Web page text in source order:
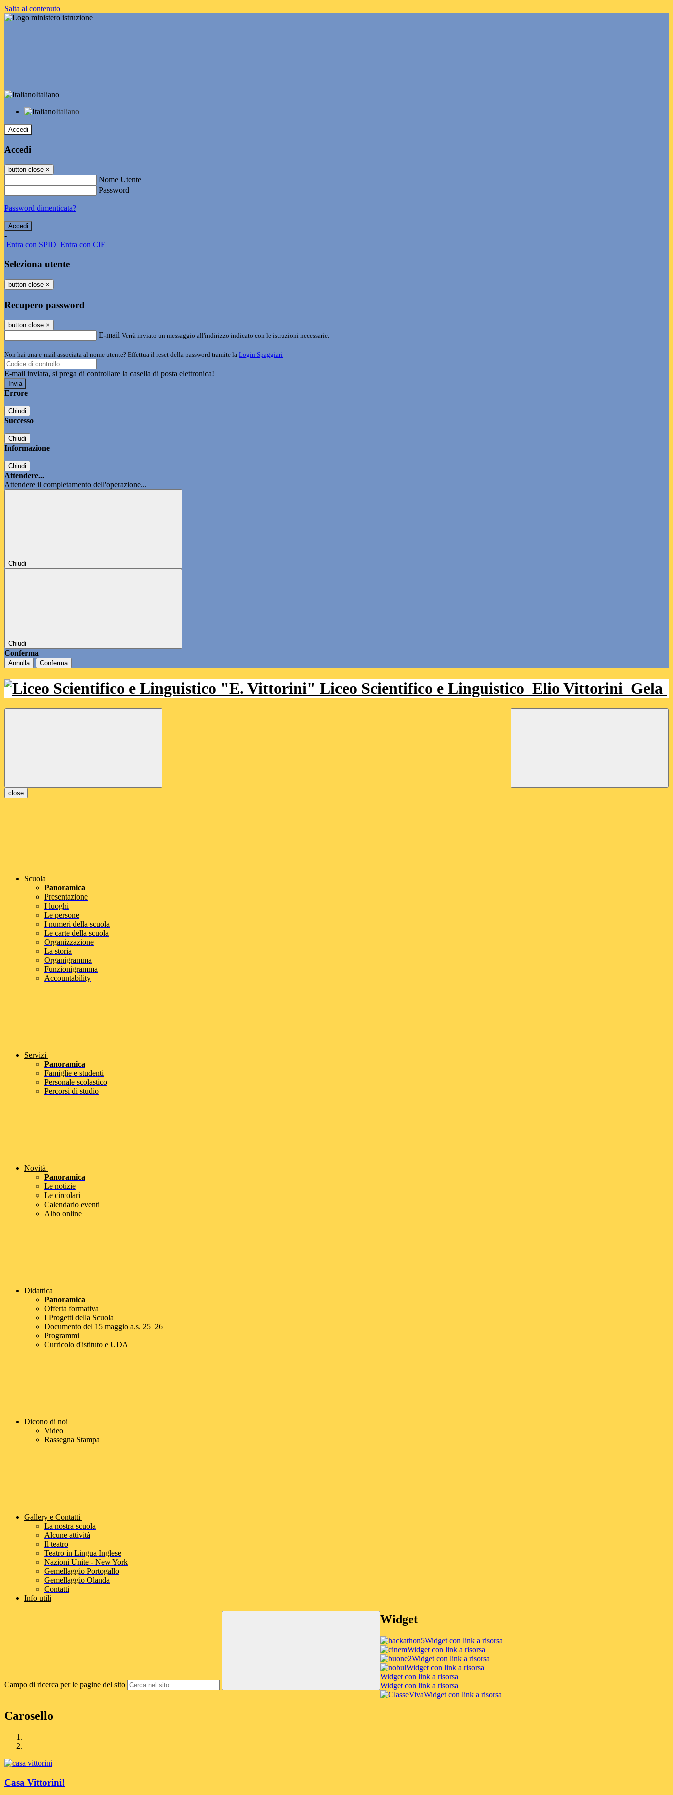
Salta al contenuto
Italiano
Italiano
Accedi
Accedi
button close ×
Nome Utente
Password
Password dimenticata?
-
Entra con SPID Entra con CIE
Seleziona utente
button close ×
Recupero password
button close ×
E-mail Verrà inviato un messaggio all'indirizzo indicato con le istruzioni necessarie.
Non hai una e-mail associata al nome utente? Effettua il reset della password tramite la Login Spaggiari
E-mail inviata, si prega di controllare la casella di posta elettronica!
Errore
Chiudi
Successo
Chiudi
Informazione
Chiudi
Attendere...
Attendere il completamento dell'operazione...
Chiudi
Chiudi
Conferma
Annulla Conferma
Liceo Scientifico e Linguistico Elio Vittorini Gela
close
Scuola
Panoramica
Presentazione
I luoghi
Le persone
I numeri della scuola
Le carte della scuola
Organizzazione
La storia
Organigramma
Funzionigramma
Accountability
Servizi
Panoramica
Famiglie e studenti
Personale scolastico
Percorsi di studio
Novità
Panoramica
Le notizie
Le circolari
Calendario eventi
Albo online
Didattica
Panoramica
Offerta formativa
I Progetti della Scuola
Documento del 15 maggio a.s. 25_26
Programmi
Curricolo d'istituto e UDA
Dicono di noi
Video
Rassegna Stampa
Gallery e Contatti
La nostra scuola
Alcune attività
Il teatro
Teatro in Lingua Inglese
Nazioni Unite - New York
Gemellaggio Portogallo
Gemellaggio Olanda
Contatti
Info utili
Campo di ricerca per le pagine del sito
Widget
Widget con link a risorsa
Widget con link a risorsa
Widget con link a risorsa
Widget con link a risorsa
Widget con link a risorsa
Widget con link a risorsa
Widget con link a risorsa
Carosello
Casa Vittorini!